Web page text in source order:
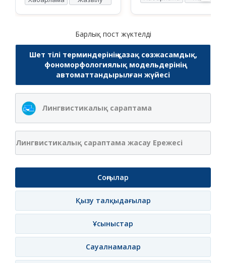
Барлық пост жүктелді
Шет тілі терминдерінің қазақ сөзжасамдық,
фономорфологиялық модельдерінің
автоматтандырылған жүйесі
Лингвистикалық сараптама
Лингвистикалық сараптама жасау Ережесі
Соңғылар
Қызу талқыдағылар
Ұсыныстар
Сауалнамалар